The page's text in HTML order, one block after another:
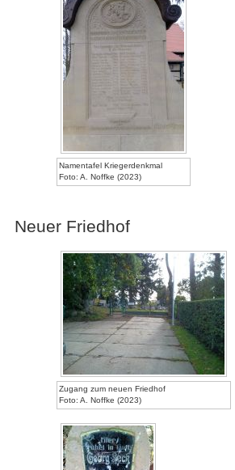
Namentafel Kriegerdenkmal
Foto: A. Noffke (2023)
Neuer Friedhof
Zugang zum neuen Friedhof
Foto: A. Noffke (2023)